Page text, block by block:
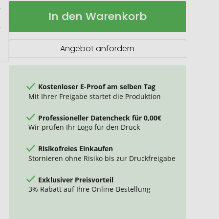
Zollstock
Auf
In den Warenkorb
Angebot anfordern
Kostenloser E-Proof am selben Tag
Mit Ihrer Freigabe startet die Produktion
Professioneller Datencheck für 0,00€
Wir prüfen Ihr Logo für den Druck
Risikofreies Einkaufen
Stornieren ohne Risiko bis zur Druckfreigabe
Exklusiver Preisvorteil
3% Rabatt auf Ihre Online-Bestellung